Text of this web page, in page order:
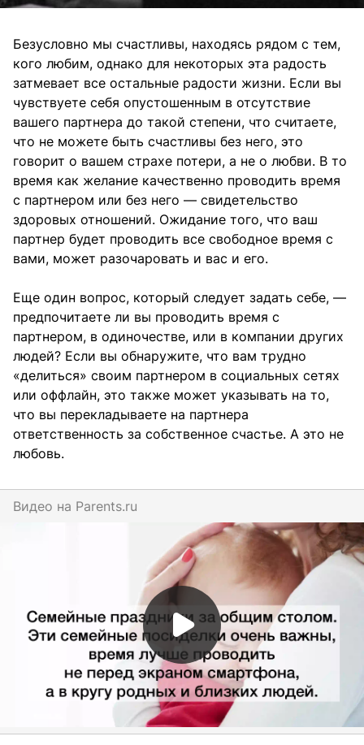
Безусловно мы счастливы, находясь рядом с тем,
кого любим, однако для некоторых эта радость
затмевает все остальные радости жизни. Если вы
чувствуете себя опустошенным в отсутствие
вашего партнера до такой степени, что считаете,
что не можете быть счастливы без него, это
говорит о вашем страхе потери, а не о любви. В то
время как желание качественно проводить время
с партнером или без него — свидетельство
здоровых отношений. Ожидание того, что ваш
партнер будет проводить все свободное время с
вами, может разочаровать и вас и его.
Еще один вопрос, который следует задать себе, —
предпочитаете ли вы проводить время с
партнером, в одиночестве, или в компании других
людей? Если вы обнаружите, что вам трудно
«делиться» своим партнером в социальных сетях
или оффлайн, это также может указывать на то,
что вы перекладываете на партнера
ответственность за собственное счастье. А это не
любовь.
Видео на parents.ru